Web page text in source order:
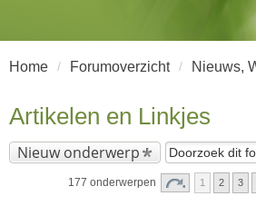
Home Forumoverzicht
Artikelen en Linkjes
Nieuw onderwerp
177 onderwerpen 1 2 3